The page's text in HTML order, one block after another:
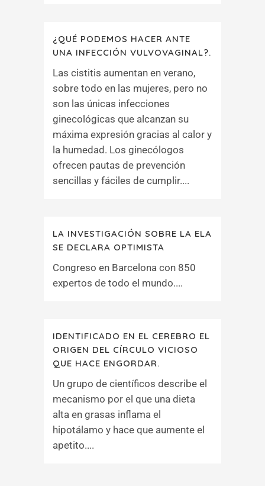
¿QUÉ PODEMOS HACER ANTE
UNA INFECCIÓN VULVOVAGINAL?.
Las cistitis aumentan en verano,
sobre todo en las mujeres, pero no
son las únicas infecciones
ginecológicas que alcanzan su
máxima expresión gracias al calor y
la humedad. Los ginecólogos
ofrecen pautas de prevención
sencillas y fáciles de cumplir....
LA INVESTIGACIÓN SOBRE LA ELA
SE DECLARA OPTIMISTA
Congreso en Barcelona con 850
expertos de todo el mundo....
IDENTIFICADO EN EL CEREBRO EL
ORIGEN DEL CÍRCULO VICIOSO
QUE HACE ENGORDAR.
Un grupo de científicos describe el
mecanismo por el que una dieta
alta en grasas inflama el
hipotálamo y hace que aumente el
apetito....